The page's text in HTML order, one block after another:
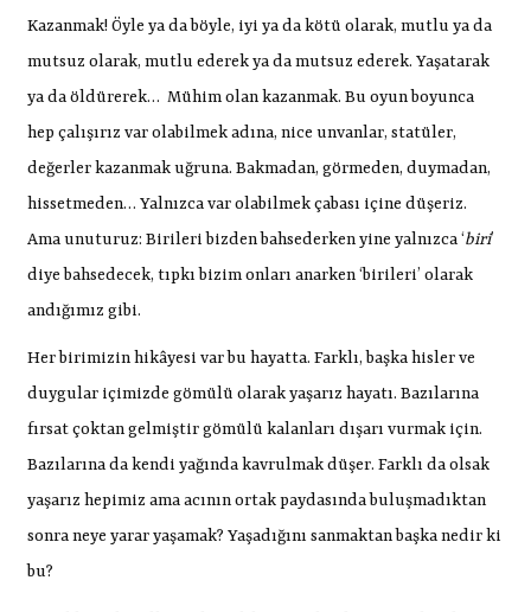
Kazanmak! Öyle ya da böyle, iyi ya da kötü olarak, mutlu ya da
mutsuz olarak, mutlu ederek ya da mutsuz ederek. Yaşatarak
ya da öldürerek… Mühim olan kazanmak. Bu oyun boyunca
hep çalışırız var olabilmek adına, nice unvanlar, statüler,
değerler kazanmak uğruna. Bakmadan, görmeden, duymadan,
hissetmeden… Yalnızca var olabilmek çabası içine düşeriz.
Ama unuturuz: Birileri bizden bahsederken yine yalnızca ‘biri’
diye bahsedecek, tıpkı bizim onları anarken ‘birileri’ olarak
andığımız gibi.
Her birimizin hikâyesi var bu hayatta. Farklı, başka hisler ve
duygular içimizde gömülü olarak yaşarız hayatı. Bazılarına
fırsat çoktan gelmiştir gömülü kalanları dışarı vurmak için.
Bazılarına da kendi yağında kavrulmak düşer. Farklı da olsak
yaşarız hepimiz ama acının ortak paydasında buluşmadıktan
sonra neye yarar yaşamak? Yaşadığını sanmaktan başka nedir ki
bu?